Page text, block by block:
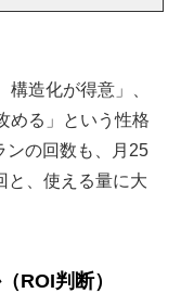
造化が得意」、
める」という性格
ンの回数も、月25
と、使える量に大
ROI判断）